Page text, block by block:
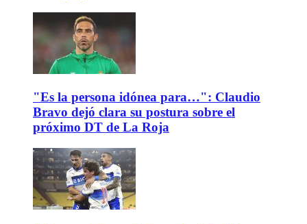
"Es la persona idónea para…": Claudio
Bravo dejó clara su postura sobre el
próximo DT de La Roja